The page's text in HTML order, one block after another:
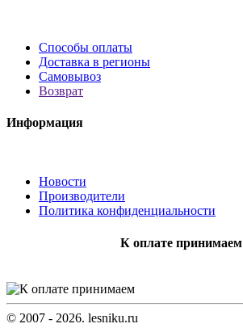
Способы оплаты
Доставка в регионы
Самовывоз
Возврат
Информация
Новости
Производители
Политика конфиденциальности
К оплате принимаем
© 2007 - 2026. lesniku.ru